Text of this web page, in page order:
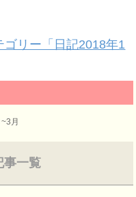
ゴリー「日記2018年1
月
事一覧